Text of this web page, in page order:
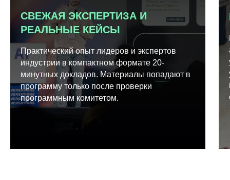
СВЕЖАЯ ЭКСПЕРТИЗА И
РЕАЛЬНЫЕ КЕЙСЫ
Практический опыт лидеров и экспертов
индустрии в компактном формате 20-
минутных докладов. Материалы попадают в
программу только после проверки
программным комитетом.